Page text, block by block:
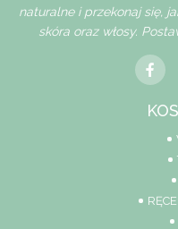
naturalne i przekonaj się,
skóra oraz włosy.